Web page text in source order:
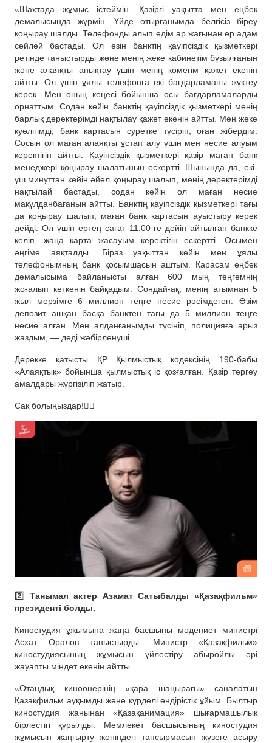
«Шахтада жұмыс істеймін. Қазіргі уақытта мен еңбек
демалысында жүрмін. Үйде отырғанымда белгісіз біреу
қоңырау шалды. Телефонды алып едім ар жағынан ер адам
сөйлей бастады. Ол өзін банктің қауіпсіздік қызметкері
ретінде таныстырды және менің жеке кабинетім бұзылғанын
және алаяқты анықтау үшін менің көмегім қажет екенін
айтты. Ол үшін ұялы телефонға екі бағдарламаны жүктеу
керек. Мен оның кеңесі бойынша осы бағдарламаларды
орнаттым. Содан кейін банктің қауіпсіздік қызметкері менің
барлық деректерімді нақтылау қажет екенін айтты. Мен жеке
куәлігімді, банк картасын суретке түсіріп, оған жібердім.
Сосын ол маған алаяқты ұстап алу үшін мен несие алуым
керектігін айтты. Қауіпсіздік қызметкері қазір маған банк
менеджері қоңырау шалатынын ескертті. Шынында да, екі-
үш минуттан кейін әйел қоңырау шалып, менің деректерімді
нақтылай бастады, содан кейін ол маған несие
мақұлданбағанын айтты. Банктің қауіпсіздік қызметкері тағы
да қоңырау шалып, маған банк картасын ауыстыру керек
дейді. Ол үшін ертең сағат 11.00-ге дейін айтылған банкке
келіп, жаңа карта жасауым керектігін ескертті. Осымен
әңгіме аяқталды. Біраз уақыттан кейін мен ұялы
телефонымның банк қосымшасын аштым. Қарасам еңбек
демалысыма байланысты алған 600 мың теңгемнің
жоғалып кеткенін байқадым. Сондай-ақ, менің атымнан 5
жыл мерзімге 6 миллион теңге несие рәсімдеген. Өзім
депозит ашқан басқа банктен тағы да 5 миллион теңге
несие алған. Мен алданғанымды түсініп, полицияға арыз
жаздым, — деді жәбірленуші.
Дерекке қатысты ҚР Қылмыстық кодексінің 190-бабы
«Алаяқтық» бойынша қылмыстық іс қозғалған. Қазір тергеу
амалдары жүргізіліп жатыр.
Сақ болыңыздар!☝🏻
2️⃣ Танымал актер Азамат Сатыбалды «Қазақфильм»
президенті болды.
Киностудия ұжымына жаңа басшыны мәдениет министрі
Асхат Оралов таныстырды. Министр «Қазақфильм»
киностудиясының жұмысын үйлестіру абыройлы әрі
жауапты міндет екенін айтты.
«Отандық киноөнерінің «қара шаңырағы» саналатын
Қазақфильм ауқымды және күрделі өндірістік ұйым. Былтыр
киностудия жанынан «Қазақанимация» шығармашылық
бірлестігі құрылды. Мемлекет басшысының киностудия
жұмысын жаңғырту жөніндегі тапсырмасын жүзеге асыру